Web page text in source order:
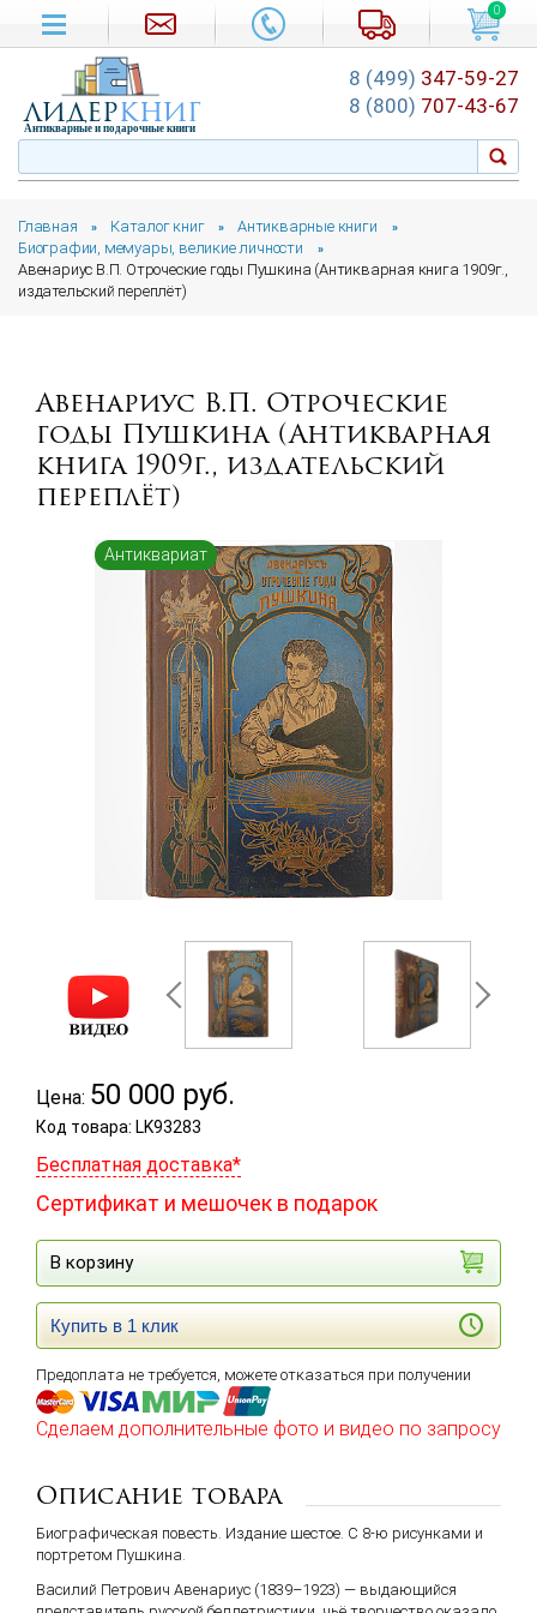
Главная » Каталог книг » Антикварные книги »
Биографии, мемуары, великие личности »
Авенариус В.П. Отроческие годы Пушкина (Антикварная книга 1909г.,
издательский переплёт)
Авенариус В.П. Отроческие
годы Пушкина (Антикварная
книга 1909г., издательский
переплёт)
Антиквариат
Цена: 50 000 руб.
Код товара: LK93283
Бесплатная доставка*
Сертификат и мешочек в подарок
В корзину
Купить в 1 клик
Предоплата не требуется, можете отказаться при получении
Сделаем дополнительные фото и видео по запросу
Описание товара
Биографическая повесть. Издание шестое. С 8-ю рисунками и
портретом Пушкина.
Василий Петрович Авенариус (1839–1923) — выдающийся
0
лидеркниг
Антикварные и подарочные книги
8 (499) 347-59-27
8 (800) 707-43-67